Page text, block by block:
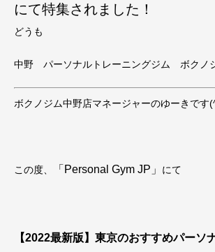
にて特集されました！
どうも
中野 パーソナルトレーニングジム ボクノ
ボクノジム中野店マネージャーのゆーきです
この度、 「Personal Gym JP」 にて
【2022最新版】東京のおすすめパーソ